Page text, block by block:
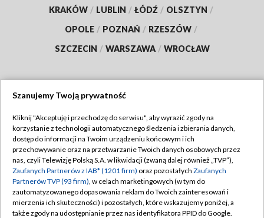
KRAKÓW / LUBLIN / ŁÓDŹ / OLSZTYN /
OPOLE / POZNAŃ / RZESZÓW /
SZCZECIN / WARSZAWA / WROCŁAW
TVP
Abonament TVP
Emisja w TVP
Centrum informacji TVP
Naziemna Telewizja Cyfrowa
Regulamin TVP
Polityka prywatności
Moje zgody
Pomoc
Szanujemy Twoją prywatność
Kliknij "Akceptuję i przechodzę do serwisu", aby wyrazić zgody na
korzystanie z technologii automatycznego śledzenia i zbierania danych,
dostęp do informacji na Twoim urządzeniu końcowym i ich
przechowywanie oraz na przetwarzanie Twoich danych osobowych przez
nas, czyli Telewizję Polską S.A. w likwidacji (zwaną dalej również „TVP”),
Zaufanych Partnerów z IAB* (1201 firm) oraz pozostałych Zaufanych
Partnerów TVP (93 firm), w celach marketingowych (w tym do
zautomatyzowanego dopasowania reklam do Twoich zainteresowań i
mierzenia ich skuteczności) i pozostałych, które wskazujemy poniżej, a
także zgody na udostępnianie przez nas identyfikatora PPID do Google.